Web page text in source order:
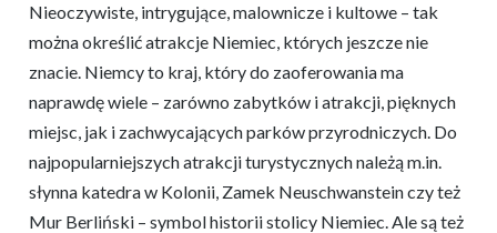
Nieoczywiste, intrygujące, malownicze i kultowe – tak
można określić atrakcje Niemiec, których jeszcze nie
znacie. Niemcy to kraj, który do zaoferowania ma
naprawdę wiele – zarówno zabytków i atrakcji, pięknych
miejsc, jak i zachwycających parków przyrodniczych. Do
najpopularniejszych atrakcji turystycznych należą m.in.
słynna katedra w Kolonii, Zamek Neuschwanstein czy też
Mur Berliński – symbol historii stolicy Niemiec. Ale są też